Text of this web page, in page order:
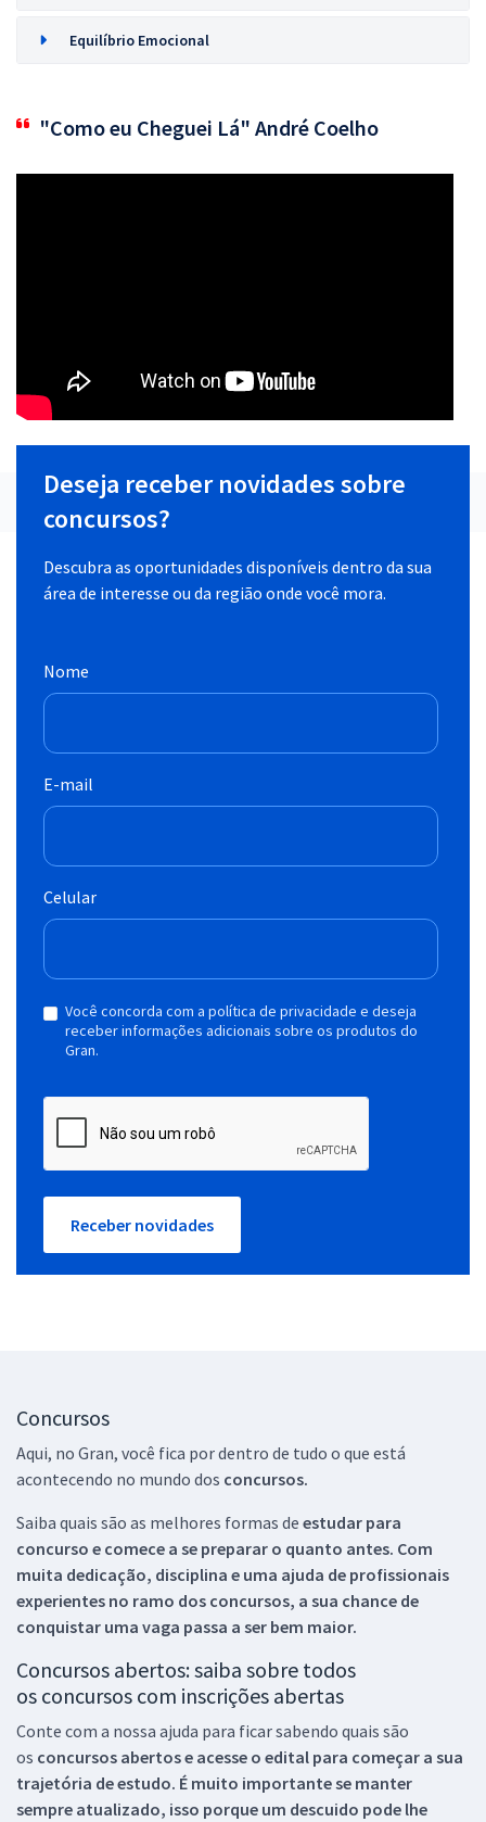
Equilíbrio Emocional
"Como eu Cheguei Lá" André Coelho
Deseja receber novidades sobre
concursos?
Descubra as oportunidades disponíveis dentro da sua
área de interesse ou da região onde você mora.
Nome
E-mail
Celular
Você concorda com a política de privacidade e deseja
receber informações adicionais sobre os produtos do
Gran.
Receber novidades
Concursos
Aqui, no Gran, você fica por dentro de tudo o que está
acontecendo no mundo dos concursos.
Saiba quais são as melhores formas de estudar para
concurso e comece a se preparar o quanto antes. Com
muita dedicação, disciplina e uma ajuda de profissionais
experientes no ramo dos concursos, a sua chance de
conquistar uma vaga passa a ser bem maior.
Concursos abertos: saiba sobre todos
os concursos com inscrições abertas
Conte com a nossa ajuda para ficar sabendo quais são
os concursos abertos e acesse o edital para começar a sua
trajetória de estudo. É muito importante se manter
sempre atualizado, isso porque um descuido pode lhe